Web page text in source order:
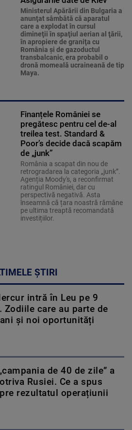
Ministerul Apărării din Bulgaria a
anunţat sâmbătă că aparatul
care a explodat în cursul
dimineţii în spaţiul aerian al ţării,
în apropiere de graniţa cu
România şi de gazoductul
transbalcanic, era probabil o
dronă momeală ucraineană de tip
Maya.
Finanțele României se
pregătesc pentru cel de-al
treilea test. Standard &
Poor’s decide dacă scapăm
de „junk”
România a scapat din nou de
retrogradarea la categoria „junk”.
Agenția Moody's, a reconfirmat
ratingul României, dar cu
perspectivă negativă. Asta
înseamnă că țara noastră rămâne
pe ultima treaptă recomandată
investițiilor.
ȘTIRI
intră în Leu pe 9
Zodiile care au parte de
și noi oportunități
de 40 de zile” a
Rusiei. Ce a spus
rezultatul operațiunii